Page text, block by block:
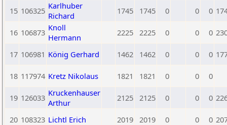
15 106325 Karlhuber
Richard
1745 1745 0 0 0
16 106873 Knoll
Hermann
2225 2225 0 0 0
17 106981 König Gerhard 1462 1462 0 0 0
18 117974 Kretz Nikolaus 1821 1821 0 0 0
19 126033 Kruckenhauser
Arthur
2125 2125 0 0 0
20 108323 Lichtl Erich 2019 2019 0 0 0